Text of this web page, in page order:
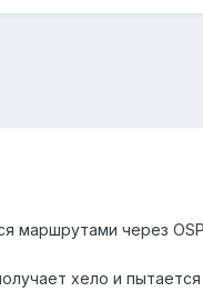
через
хело и